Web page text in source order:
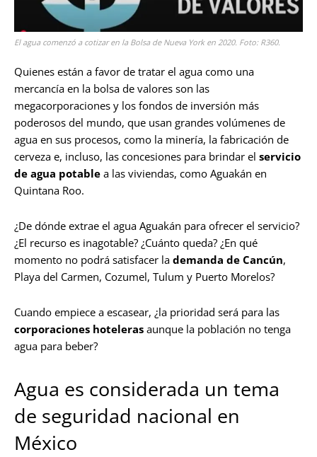
El agua comenzó a cotizar en la Bolsa de Nueva York en 2020. Foto: R360.
Quienes están a favor de tratar el agua como una
mercancía en la bolsa de valores son las
megacorporaciones y los fondos de inversión más
poderosos del mundo, que usan grandes volúmenes de
agua en sus procesos, como la minería, la fabricación de
cerveza e, incluso, las concesiones para brindar el servicio
de agua potable a las viviendas, como Aguakán en
Quintana Roo.
¿De dónde extrae el agua Aguakán para ofrecer el servicio?
¿El recurso es inagotable? ¿Cuánto queda? ¿En qué
momento no podrá satisfacer la demanda de Cancún,
Playa del Carmen, Cozumel, Tulum y Puerto Morelos?
Cuando empiece a escasear, ¿la prioridad será para las
corporaciones hoteleras aunque la población no tenga
agua para beber?
Agua es considerada un tema
de seguridad nacional en
México